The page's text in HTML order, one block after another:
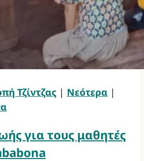
Τζίντζας | Νεότερα |
για τους μαθητές